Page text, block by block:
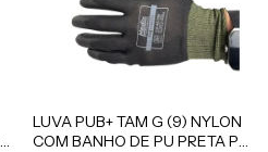
LUVA PUB+ TAM G (9) NYLON
COM BANHO DE PU PRETA PR